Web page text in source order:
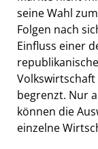
seine Wahl
Folgen nach
Einfluss einer
begrenzt. Nur
können die
einzelne